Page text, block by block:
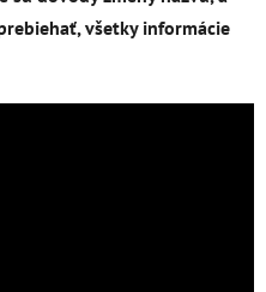
všetky informácie